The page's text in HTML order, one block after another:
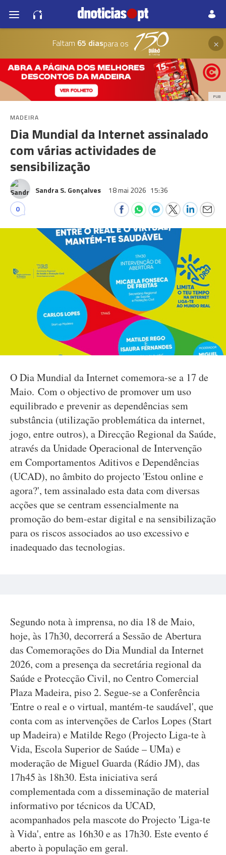
Faltam 65 diaspara os ×
PUB
MADEIRA
Dia Mundial da Internet assinalado
com várias actividades de
sensibilização
Sandra S. Gonçalves 18 mai 2026 15:36
0
O Dia Mundial da Internet comemora-se a 17 de
Maio. Com o objectivo de promover um uso
equilibrado e prevenir as dependências sem
substância (utilização problemática da internet,
jogo, entre outros), a Direcção Regional da Saúde,
através da Unidade Operacional de Intervenção
em Comportamentos Aditivos e Dependências
(UCAD), no âmbito do projecto 'Estou online e
agora?', tem assinalado esta data com diversas
acções que se centram essencialmente na
promoção do bem-estar digital e na sensibilização
para os riscos associados ao uso excessivo e
inadequado das tecnologias.
Segundo nota à imprensa, no dia 18 de Maio,
hoje, às 17h30, decorrerá a Sessão de Abertura
das Comemorações do Dia Mundial da Internet
2026, com a presença da secretária regional da
Saúde e Protecção Civil, no Centro Comercial
Plaza Madeira, piso 2. Segue-se a Conferência
'Entre o real e o virtual, mantém-te saudável', que
conta com as intervenções de Carlos Lopes (Start
up Madeira) e Matilde Rego (Projecto Liga-te à
Vida, Escola Superior de Saúde – UMa) e
moderação de Miguel Guarda (Rádio JM), das
17h45 às 18h30. Esta iniciativa será
complementada com a disseminação de material
informativo por técnicos da UCAD,
acompanhados pela mascote do Projecto 'Liga-te
à Vida', entre as 16h30 e as 17h30. Este evento é
aberto à população em geral.